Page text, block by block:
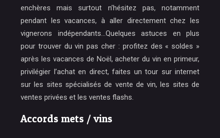
enchères mais surtout n’hésitez pas, notamment
pendant les vacances, à aller directement chez les
vignerons indépendants…Quelques astuces en plus
pour trouver du vin pas cher : profitez des « soldes »
après les vacances de Noël, acheter du vin en primeur,
privilégier l’achat en direct, faites un tour sur internet
sur les sites spécialisés de vente de vin, les sites de
ventes privées et les ventes flashs.
Accords mets / vins